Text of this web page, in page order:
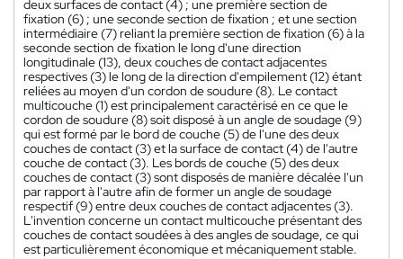
deux surfaces de contact (4) ; une première section de
fixation (6) ; une seconde section de fixation ; et une section
intermédiaire (7) reliant la première section de fixation (6) à la
seconde section de fixation le long d'une direction
longitudinale (13), deux couches de contact adjacentes
respectives (3) le long de la direction d'empilement (12) étant
reliées au moyen d'un cordon de soudure (8). Le contact
multicouche (1) est principalement caractérisé en ce que le
cordon de soudure (8) soit disposé à un angle de soudage (9)
qui est formé par le bord de couche (5) de l'une des deux
couches de contact (3) et la surface de contact (4) de l'autre
couche de contact (3). Les bords de couche (5) des deux
couches de contact (3) sont disposés de manière décalée l'un
par rapport à l'autre afin de former un angle de soudage
respectif (9) entre deux couches de contact adjacentes (3).
L'invention concerne un contact multicouche présentant des
couches de contact soudées à des angles de soudage, ce qui
est particulièrement économique et mécaniquement stable.